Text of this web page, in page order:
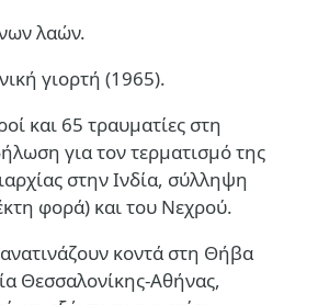
λαών.
γιορτή (1965).
και 65 τραυματίες στη
για τον τερματισμό της
στην Ινδία, σύλληψη
φορά) και του Νεχρού.
κοντά στη Θήβα
Θεσσαλονίκης-Αθήνας,